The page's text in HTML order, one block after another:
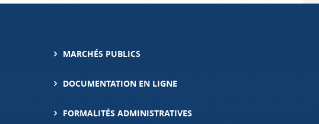
MARCHÉS PUBLICS
DOCUMENTATION EN LIGNE
FORMALITÉS ADMINISTRATIVES